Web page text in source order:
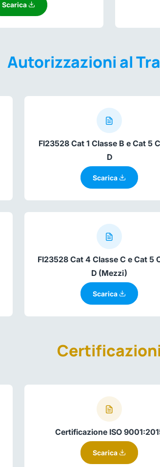
Scarica
Autorizzazioni al
FI23528 Cat 1 Classe B e Cat 5
D
Scarica
FI23528 Cat 4 Classe C e Cat 5
D (Mezzi)
Scarica
Certificazioni
Certificazione ISO
Scarica